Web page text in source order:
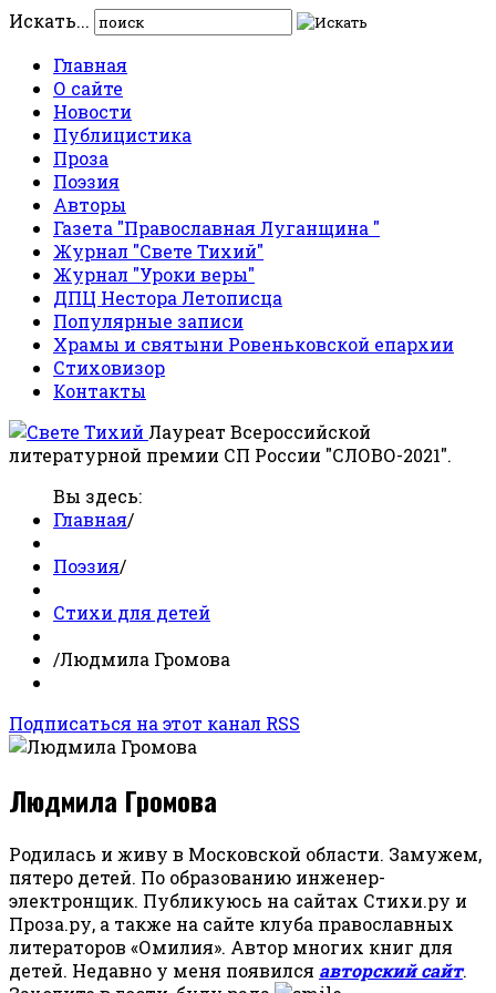
Искать...
Главная
О сайте
Новости
Публицистика
Проза
Поэзия
Авторы
Газета "Православная Луганщина "
Журнал "Свете Тихий"
Журнал "Уроки веры"
ДПЦ Нестора Летописца
Популярные записи
Храмы и святыни Ровеньковской епархии
Стиховизор
Контакты
Лауреат Всероссийской
литературной премии СП России "СЛОВО-2021".
Вы здесь:
Главная/
Поэзия/
Стихи для детей
/Людмила Громова
Подписаться на этот канал RSS
Людмила Громова
Родилась и живу в Московской области. Замужем,
пятеро детей. По образованию инженер-
электронщик. Публикуюсь на сайтах Стихи.ру и
Проза.ру, а также на сайте клуба православных
литераторов «Омилия». Автор многих книг для
детей. Недавно у меня появился авторский сайт.